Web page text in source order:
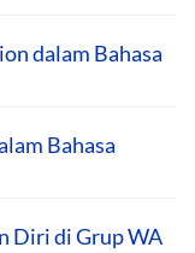
dalam Bahasa
Bahasa
Diri di Grup WA